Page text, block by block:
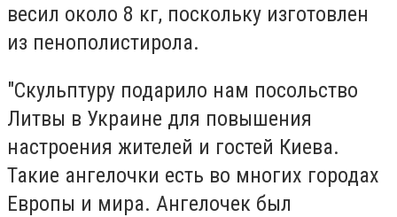
весил около 8 кг, поскольку изготовлен
из пенополистирола.
"Скульптуру подарило нам посольство
Литвы в Украине для повышения
настроения жителей и гостей Киева.
Такие ангелочки есть во многих городах
Европы и мира. Ангелочек был